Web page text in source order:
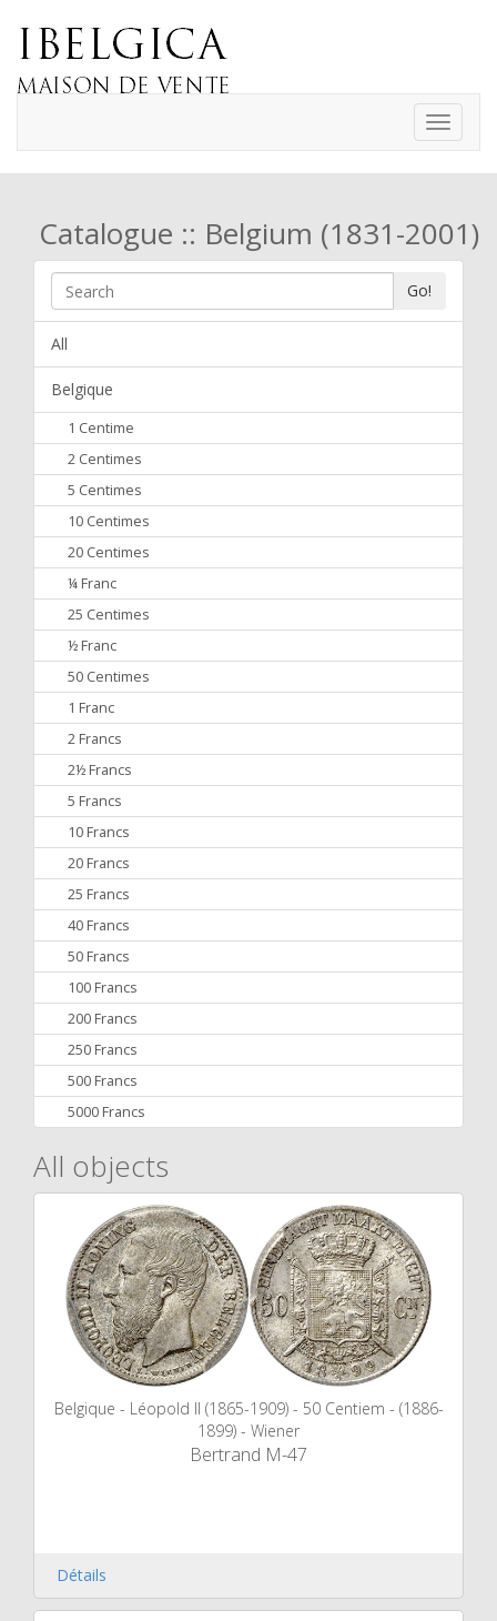
Toggle
Catalogue :: Belgium (1831-2001)
Go!
All
Belgique
1 Centime
2 Centimes
5 Centimes
10 Centimes
20 Centimes
¼ Franc
25 Centimes
½ Franc
50 Centimes
1 Franc
2 Francs
2½ Francs
5 Francs
10 Francs
20 Francs
25 Francs
40 Francs
50 Francs
100 Francs
200 Francs
250 Francs
500 Francs
5000 Francs
All objects
Belgique - Léopold II (1865-1909) - 50 Centiem - (1886-
1899) - Wiener
Bertrand M-47
Détails